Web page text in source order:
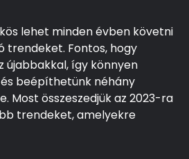
lehet minden évben követni
trendeket. Fontos, hogy
újabbakkal, így könnyen
beépíthetünk néhány
Most összeszedjük az 2023-ra
trendeket, amelyekre